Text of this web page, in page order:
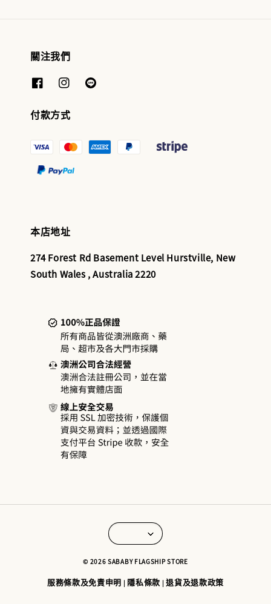
關注我們
付款方式
本店地址
274 Forest Rd Basement Level Hurstville, New
South Wales , Australia 2220
© 2026 SABABY FLAGSHIP STORE
服務條款及免責申明 | 隱私條款 |退貨及退款政策